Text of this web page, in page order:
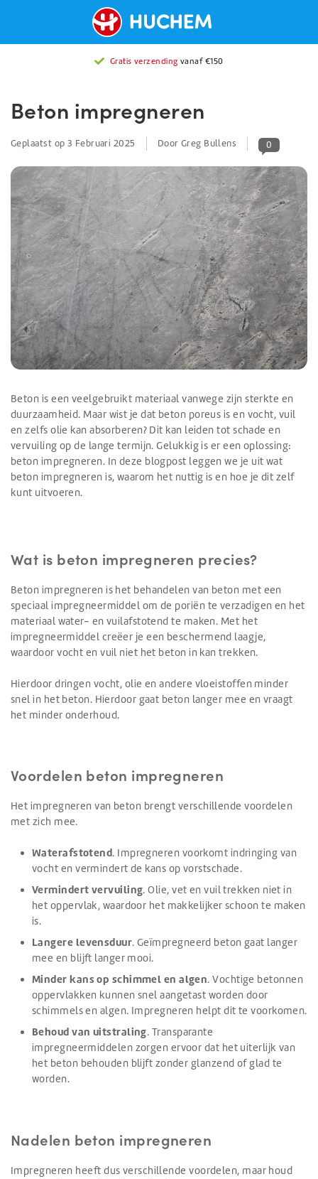
Gratis verzending vanaf €150
Beton impregneren
Geplaatst op 3 Februari 2025 Door Greg Bullens 0
Beton is een veelgebruikt materiaal vanwege zijn sterkte en
duurzaamheid. Maar wist je dat beton poreus is en vocht, vuil
en zelfs olie kan absorberen? Dit kan leiden tot schade en
vervuiling op de lange termijn. Gelukkig is er een oplossing:
beton impregneren. In deze blogpost leggen we je uit wat
beton impregneren is, waarom het nuttig is en hoe je dit zelf
kunt uitvoeren.
Wat is beton impregneren precies?
Beton impregneren is het behandelen van beton met een
speciaal impregneermiddel om de poriën te verzadigen en het
materiaal water- en vuilafstotend te maken. Met het
impregneermiddel creëer je een beschermend laagje,
waardoor vocht en vuil niet het beton in kan trekken.
Hierdoor dringen vocht, olie en andere vloeistoffen minder
snel in het beton. Hierdoor gaat beton langer mee en vraagt
het minder onderhoud.
Voordelen beton impregneren
Het impregneren van beton brengt verschillende voordelen
met zich mee.
Waterafstotend. Impregneren voorkomt indringing van
vocht en vermindert de kans op vorstschade.
Vermindert vervuiling. Olie, vet en vuil trekken niet in
het oppervlak, waardoor het makkelijker schoon te maken
is.
Langere levensduur. Geïmpregneerd beton gaat langer
mee en blijft langer mooi.
Minder kans op schimmel en algen. Vochtige betonnen
oppervlakken kunnen snel aangetast worden door
schimmels en algen. Impregneren helpt dit te voorkomen.
Behoud van uitstraling. Transparante
impregneermiddelen zorgen ervoor dat het uiterlijk van
het beton behouden blijft zonder glanzend of glad te
worden.
Nadelen beton impregneren
Impregneren heeft dus verschillende voordelen, maar houd